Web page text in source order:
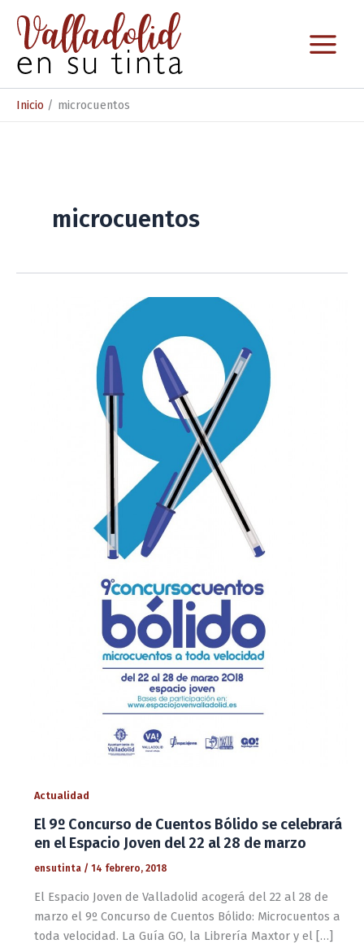
contenido
Inicio microcuentos
microcuentos
Actualidad
El 9º Concurso de Cuentos Bólido se celebrará
en el Espacio Joven del 22 al 28 de marzo
ensutinta / 14 febrero, 2018
El Espacio Joven de Valladolid acogerá del 22 al 28 de
marzo el 9º Concurso de Cuentos Bólido: Microcuentos a
toda velocidad. La Guía GO, la Librería Maxtor y el […]